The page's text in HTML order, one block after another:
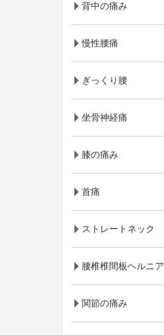
背中の痛み
慢性腰痛
ぎっくり腰
坐骨神経痛
膝の痛み
首痛
ストレートネック
腰椎椎間板ヘルニア
関節の痛み